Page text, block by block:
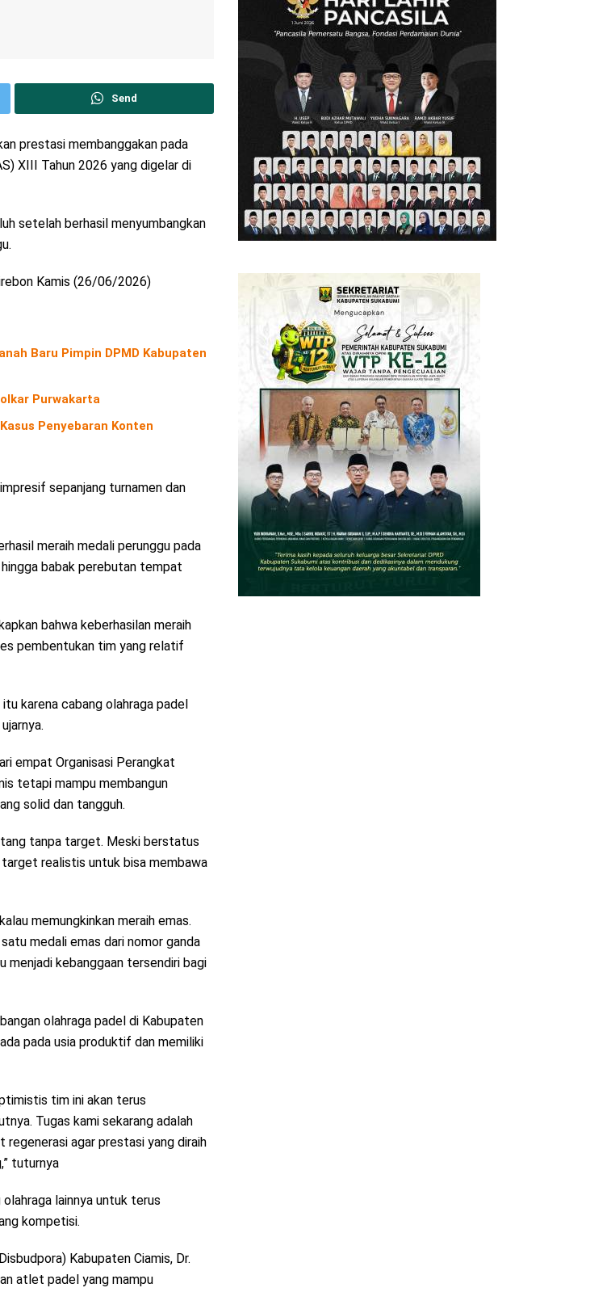
Send
prestasi membanggakan pada
XIII Tahun 2026 yang digelar di
setelah berhasil menyumbangkan
Kamis (26/06/2026)
Baru Pimpin DPMD Kabupaten
Purwakarta
Penyebaran Konten
sepanjang turnamen dan
meraih medali perunggu pada
babak perebutan tempat
bahwa keberhasilan meraih
pembentukan tim yang relatif
karena cabang olahraga padel
empat Organisasi Perangkat
tetapi mampu membangun
solid dan tangguh.
tanpa target. Meski berstatus
target realistis untuk bisa membawa
memungkinkan meraih emas.
medali emas dari nomor ganda
menjadi kebanggaan tersendiri bagi
olahraga padel di Kabupaten
pada usia produktif dan memiliki
tim ini akan terus
Tugas kami sekarang adalah
regenerasi agar prestasi yang diraih
tuturnya
lainnya untuk terus
kompetisi.
Kabupaten Ciamis, Dr.
atlet padel yang mampu